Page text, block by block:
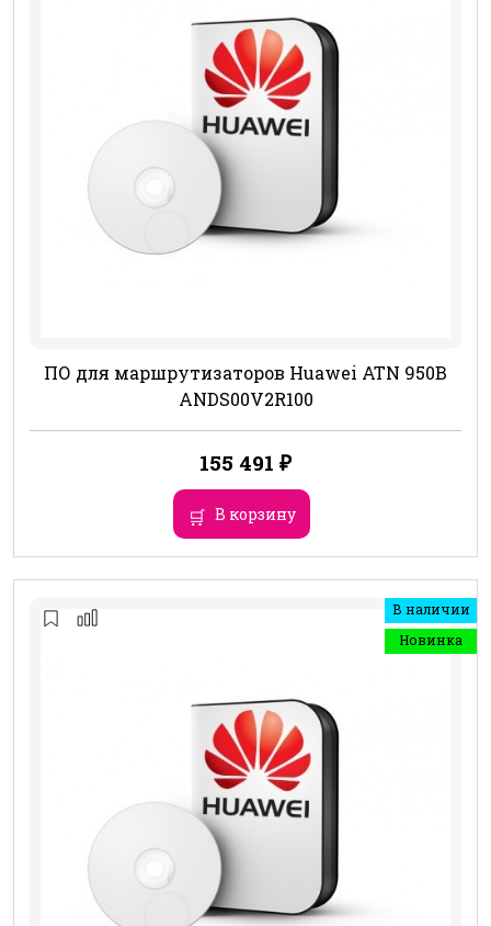
ПО для маршрутизаторов Huawei ATN 950B
ANDS00V2R100
155 491 ₽
В корзину
В наличии
Новинка